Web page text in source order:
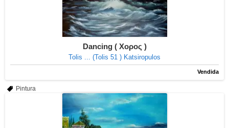
Dancing ( Χορος )
Tolis ... (Tolis 51 ) Katsiropulos
Vendida
Pintura